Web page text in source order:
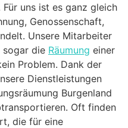
uns ist es ganz gleich
Genossenschaft,
Unsere Mitarbeiter
sogar die Räumung einer
Problem. Dank der
Dienstleistungen
Burgenland
Oft finden
die für eine